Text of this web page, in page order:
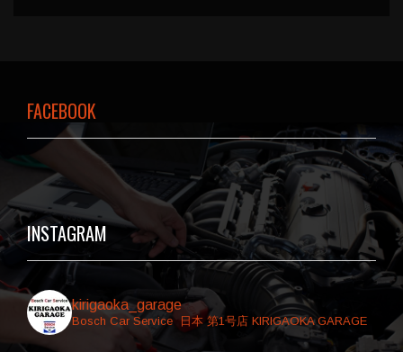
FACEBOOK
INSTAGRAM
kirigaoka_garage
Bosch Car Service ⁡⁡ 日本 第1号店 ⁡KIRIGAOKA GARAGE